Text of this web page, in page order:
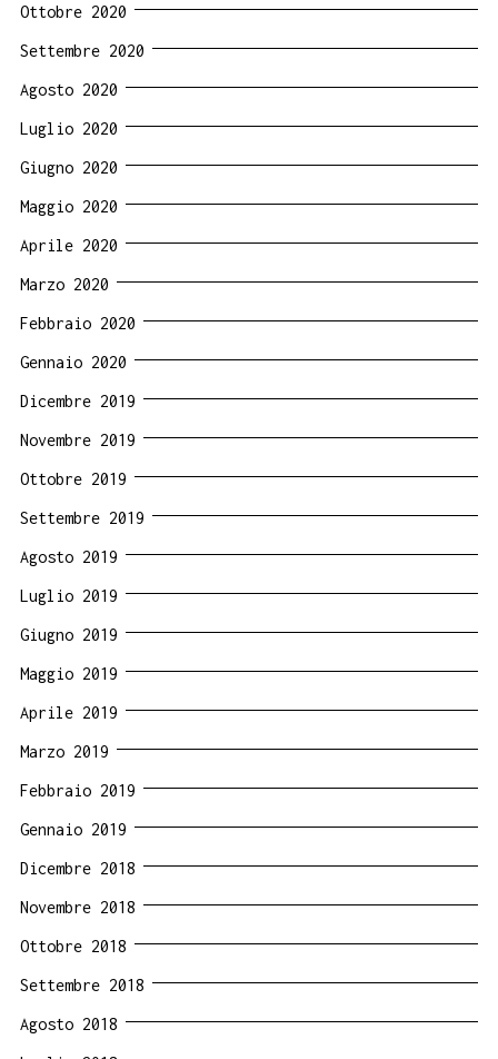
Ottobre 2020
Settembre 2020
Agosto 2020
Luglio 2020
Giugno 2020
Maggio 2020
Aprile 2020
Marzo 2020
Febbraio 2020
Gennaio 2020
Dicembre 2019
Novembre 2019
Ottobre 2019
Settembre 2019
Agosto 2019
Luglio 2019
Giugno 2019
Maggio 2019
Aprile 2019
Marzo 2019
Febbraio 2019
Gennaio 2019
Dicembre 2018
Novembre 2018
Ottobre 2018
Settembre 2018
Agosto 2018